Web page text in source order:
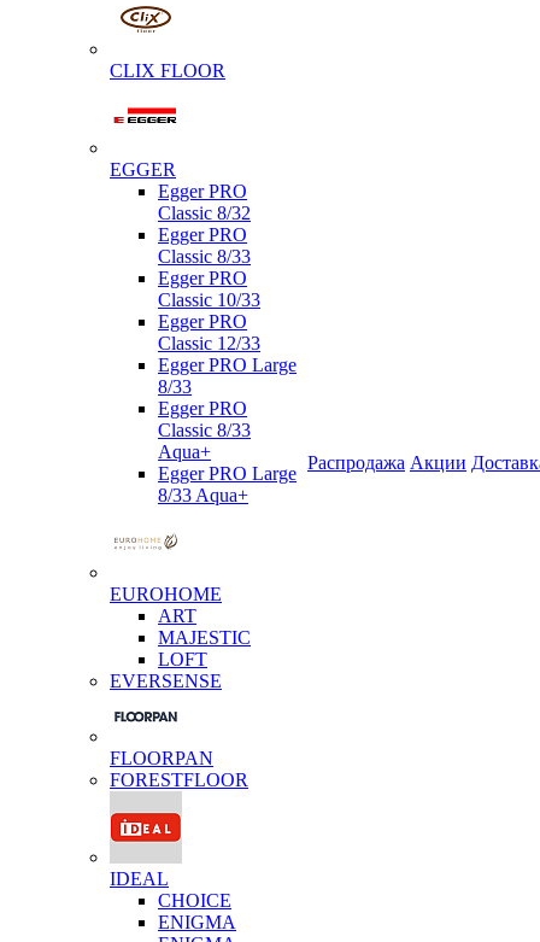
CLIX FLOOR
EGGER
Egger PRO
Classic 8/32
Egger PRO
Classic 8/33
Egger PRO
Classic 10/33
Egger PRO
Classic 12/33
Egger PRO Large
8/33
Egger PRO
Classic 8/33
Aqua+
Egger PRO Large
8/33 Aqua+
EUROHOME
ART
MAJESTIC
LOFT
EVERSENSE
FLOORPAN
FORESTFLOOR
IDEAL
CHOICE
ENIGMA
Распродажа Акции